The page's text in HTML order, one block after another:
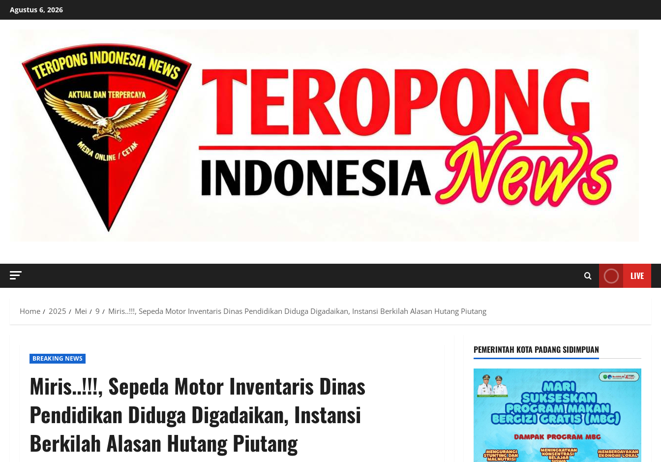
Skip
to
Agustus 6, 2026
LIVE
Home 2025 Mei 9 Miris..!!!, Sepeda Motor Inventaris Dinas Pendidikan Diduga Digadaikan, Instansi Berkilah Alasan Hutang Piutang
BREAKING NEWS
Miris..!!!, Sepeda Motor Inventaris Dinas
Pendidikan Diduga Digadaikan, Instansi
Berkilah Alasan Hutang Piutang
PEMERINTAH KOTA PADANG SIDIMPUAN